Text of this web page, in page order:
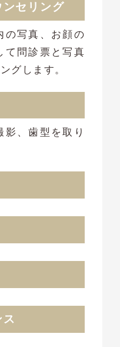
セリング
の写真、お顔の
て問診票と写真
グします。
、歯型を取り